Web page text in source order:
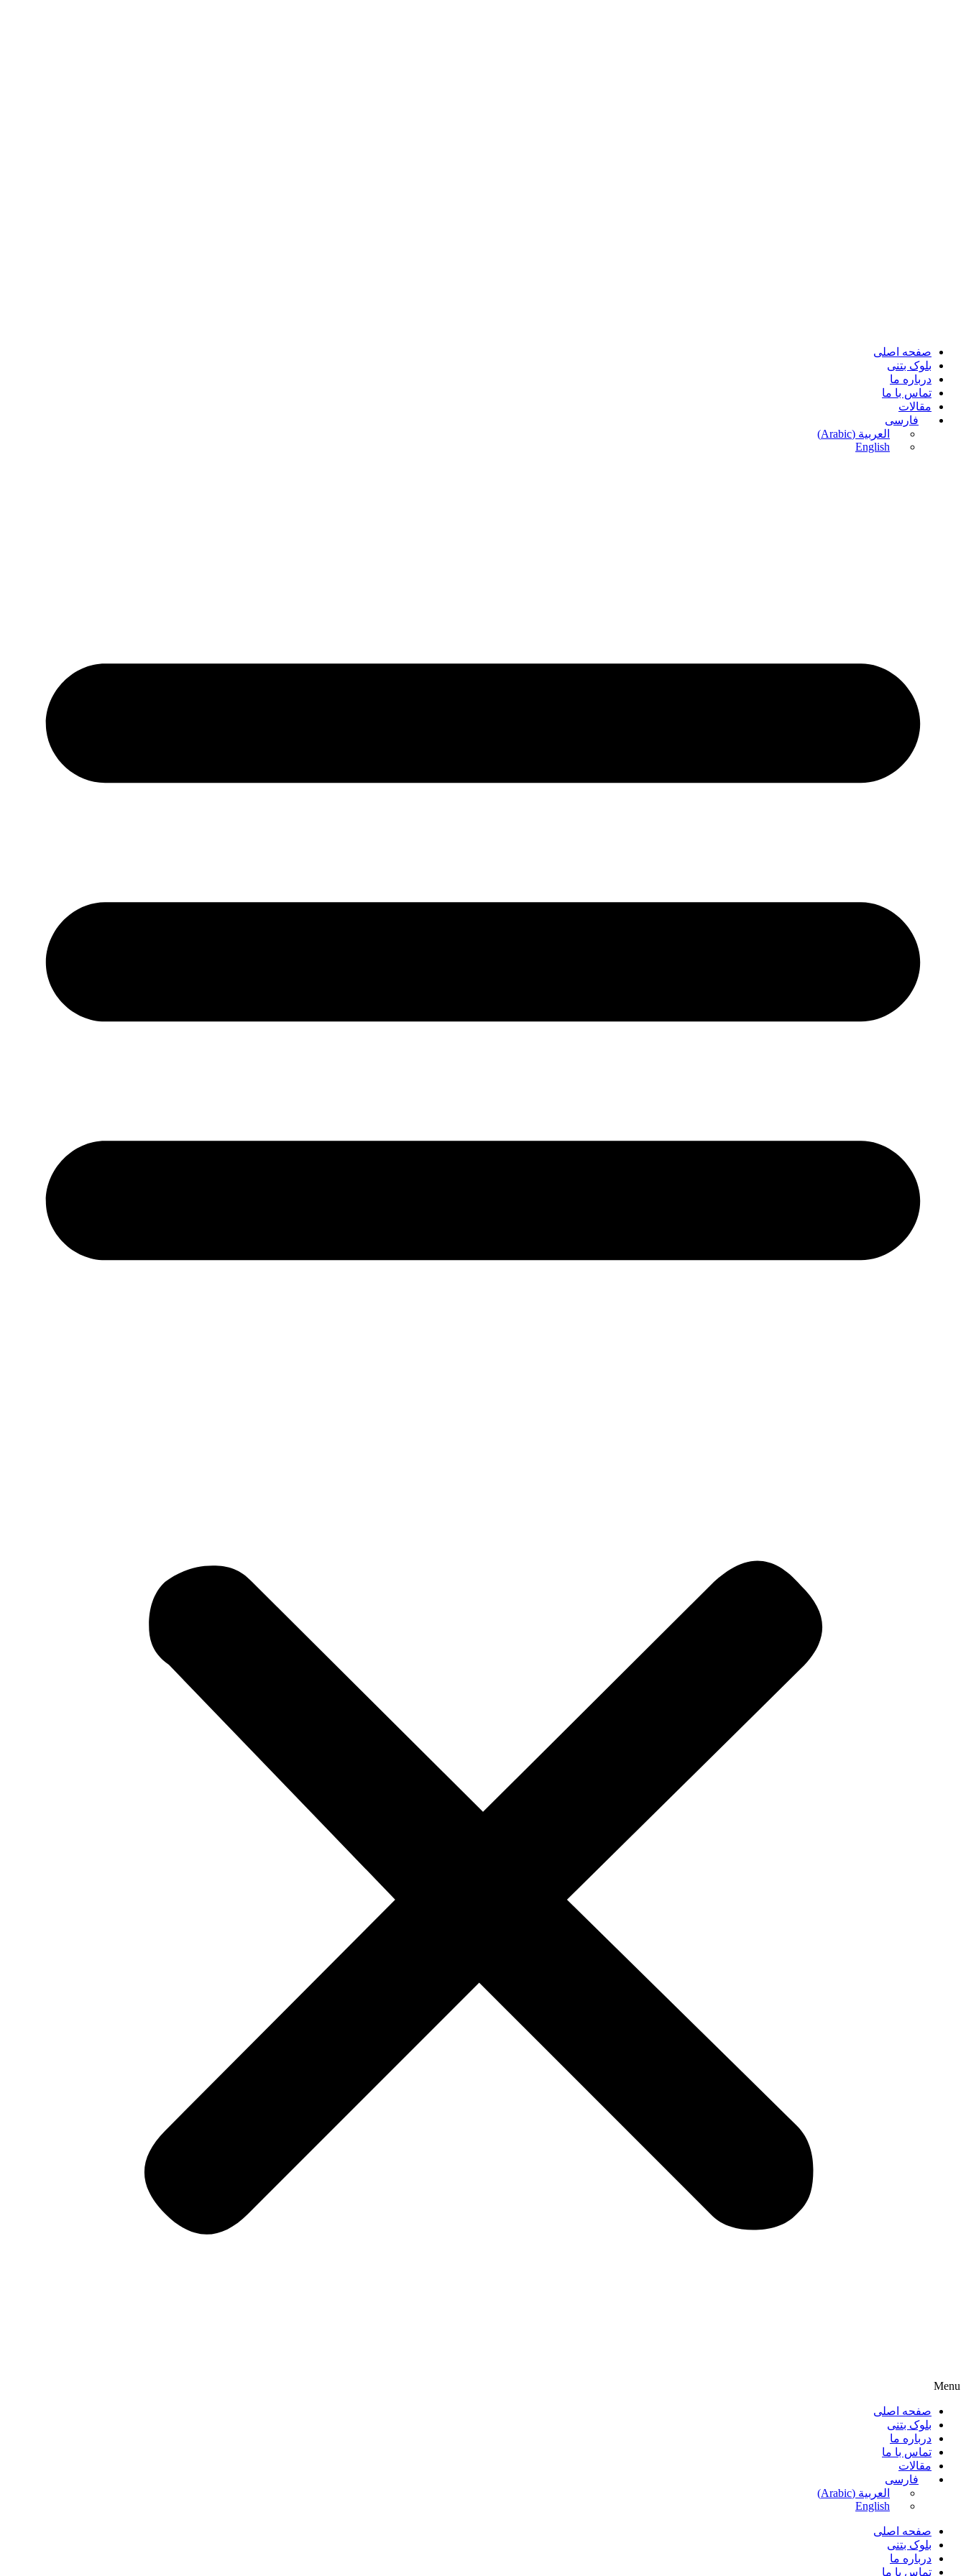
صفحه اصلی
بلوک بتنی
درباره ما
تماس با ما
مقالات
فارسی
العربية (
Arabic
)
English
Menu
صفحه اصلی
بلوک بتنی
درباره ما
تماس با ما
مقالات
فارسی
العربية (
Arabic
)
English
صفحه اصلی
بلوک بتنی
درباره ما
تماس با ما